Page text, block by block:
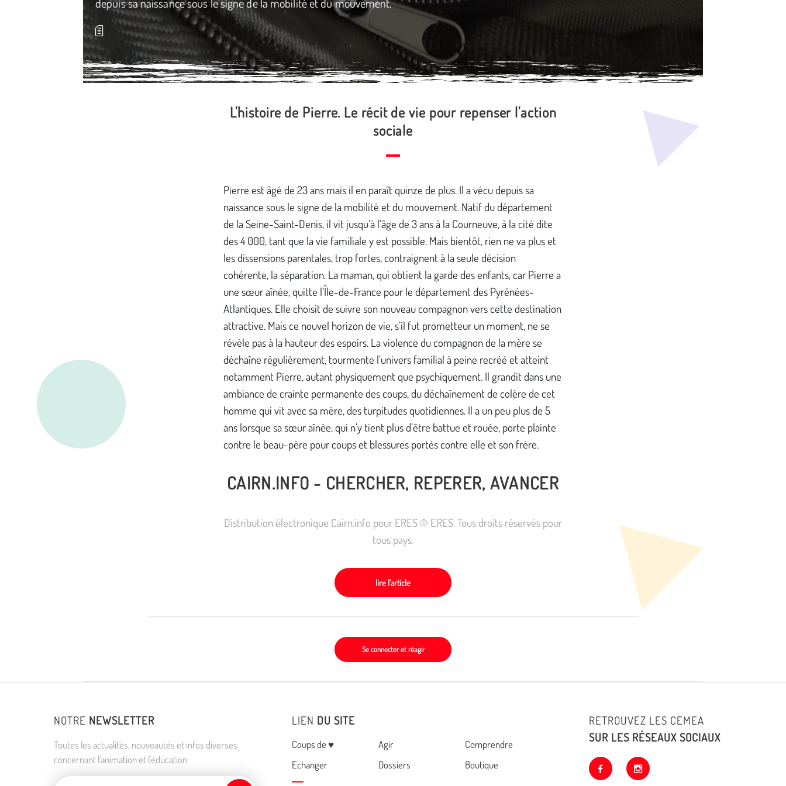
L'histoire de Pierre. Le récit de vie pour repenser l'action
sociale
Pierre est âgé de 23 ans mais il en paraît quinze de plus. Il a vécu depuis sa
naissance sous le signe de la mobilité et du mouvement. Natif du département
de la Seine-Saint-Denis, il vit jusqu’à l’âge de 3 ans à la Courneuve, à la cité dite
des 4 000, tant que la vie familiale y est possible. Mais bientôt, rien ne va plus et
les dissensions parentales, trop fortes, contraignent à la seule décision
cohérente, la séparation. La maman, qui obtient la garde des enfants, car Pierre a
une sœur aînée, quitte l’Île-de-France pour le département des Pyrénées-
Atlantiques. Elle choisit de suivre son nouveau compagnon vers cette destination
attractive. Mais ce nouvel horizon de vie, s’il fut prometteur un moment, ne se
révèle pas à la hauteur des espoirs. La violence du compagnon de la mère se
déchaîne régulièrement, tourmente l’univers familial à peine recréé et atteint
notamment Pierre, autant physiquement que psychiquement. Il grandit dans une
ambiance de crainte permanente des coups, du déchaînement de colère de cet
homme qui vit avec sa mère, des turpitudes quotidiennes. Il a un peu plus de 5
ans lorsque sa sœur aînée, qui n’y tient plus d’être battue et rouée, porte plainte
contre le beau-père pour coups et blessures portés contre elle et son frère.
CAIRN.INFO - CHERCHER, REPERER, AVANCER
Distribution électronique Cairn.info pour ERES © ERES. Tous droits réservés pour
tous pays.
lire l'article
Se connecter et réagir
NOTRE NEWSLETTER
Toutes les actualités, nouveautés et infos diverses
concernant l'animation et l'éducation
LIEN DU SITE
Menu
Coups de ♥ Agir
Comprendre
Echanger
Dossiers Boutique
RETROUVEZ LES CEMEA
SUR LES RÉSEAUX SOCIAUX
facebook instagram